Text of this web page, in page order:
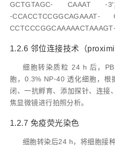
GCTGTAGC⁃ CAAAT ⁃3′
1.2.6 邻位连接技术（
细胞转染质粒 24 h 后，
胞，0.3% NP⁃40 透化细胞，
闭、一抗孵育、添加探针、连接
焦显微镜进行拍照分析。
1.2.7 免疫荧光染色
细胞转染后24 h，将细胞接